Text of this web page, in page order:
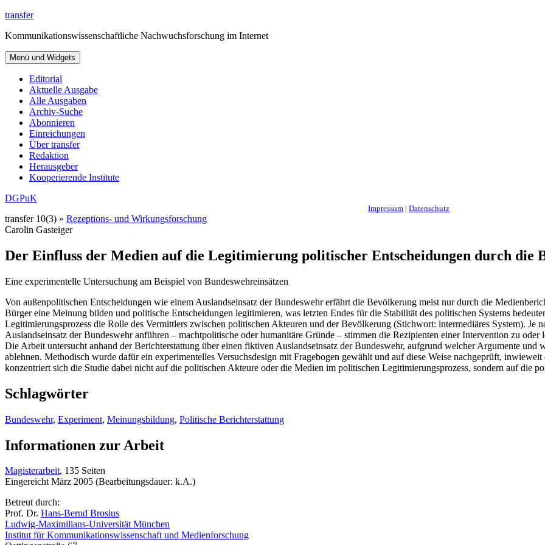
Zum
springen
transfer
Kommunikationswissenschaftliche Nachwuchsforschung im Internet
Menü und Widgets
Editorial
Aktuelle Ausgabe
Alle Ausgaben
Archiv-Suche
Abonnieren
Einreichungen
Über transfer
Redaktion
Herausgeber
Kooperierende Institute
DGPuK
Impressum | Datenschutz
transfer 10(3) » Rezeptions- und Wirkungsforschung
Carolin Gasteiger
Der Einfluss der Medien auf die Legitimierung politischer Entscheidungen durch die
Eine experimentelle Untersuchung am Beispiel von Bundeswehreinsätzen
Von außenpolitischen Entscheidungen wie einem Auslandseinsatz der Bundeswehr erfährt die Bevölkerung meist nur durch die
Bürger eine Meinung bilden und politische Entscheidungen legitimieren, was letzten Endes für die Stabilität des politischen Systems
Legitimierungsprozess die Rolle des Vermittlers zwischen politischen Akteuren und der Bevölkerung (Stichwort: intermediäres System). Je
Auslandseinsatz der Bundeswehr anführen – machtpolitische oder humanitäre Gründe – stimmen die Rezipienten einer Intervention zu oder
Die Arbeit untersucht anhand der Berichterstattung über einen fiktiven Auslandseinsatz der Bundeswehr, aufgrund welcher Argumente
ablehnen. Methodisch wurde dafür ein experimentelles Versuchsdesign mit Fragebogen gewählt und auf diese Weise nachgeprüft,
konzentriert sich die Studie dabei nicht auf die politischen Akteure oder die Medien im politischen Legitimierungsprozess, sondern auf die
Schlagwörter
Bundeswehr, Experiment, Meinungsbildung, Politische Berichterstattung
Informationen zur Arbeit
Magisterarbeit, 135 Seiten
Eingereicht März 2005 (Bearbeitungsdauer: k.A.)
Betreut durch:
Prof. Dr. Hans-Bernd Brosius
Ludwig-Maximilians-Universität München
Institut für Kommunikationswissenschaft und Medienforschung